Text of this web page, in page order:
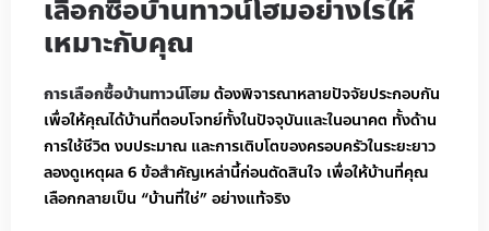
เลือกซื้อบ้านทาวน์โฮมอย่างไรให้
เหมาะกับคุณ
การเลือกซื้อบ้านทาวน์โฮมต้องพิจารณาหลายปัจจัยประกอบกัน
เพื่อให้คุณได้บ้านที่ตอบโจทย์ทั้งในปัจจุบันและในอนาคต ทั้งด้าน
การใช้ชีวิต งบประมาณ และการเติบโตของครอบครัวในระยะยาว
ลองดูเหตุผล 6 ข้อสำคัญเหล่านี้ก่อนตัดสินใจ เพื่อให้บ้านที่คุณ
เลือกกลายเป็น “บ้านที่ใช่” อย่างแท้จริง